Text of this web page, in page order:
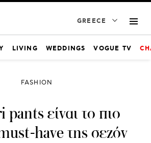
GREECE
LIVING WEDDINGS VOGUE TV
FASHION
είναι το πιο
have της σεζόν